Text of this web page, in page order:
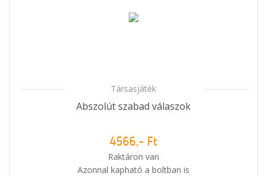
Társasjáték
Abszolút szabad válaszok
4566,- Ft
Raktáron van
Azonnal kapható a boltban is